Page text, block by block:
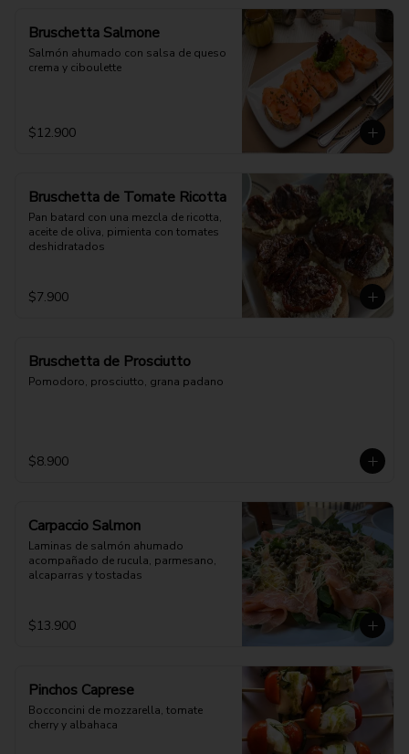
Bruschetta Salmone
Salmón ahumado con salsa de queso
crema y ciboulette
$12.900
Bruschetta de Tomate Ricotta
Pan batard con una mezcla de ricotta,
aceite de oliva, pimienta con tomates
deshidratados
$7.900
Bruschetta de Prosciutto
Pomodoro, prosciutto, grana padano
$8.900
Carpaccio Salmon
Laminas de salmón ahumado
acompañado de rucula, parmesano,
alcaparras y tostadas
$13.900
Pinchos Caprese
Bocconcini de mozzarella, tomate
cherry y albahaca